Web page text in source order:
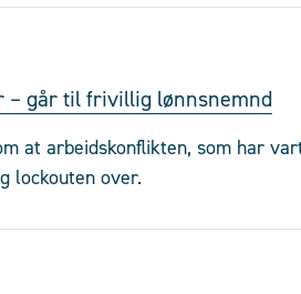
– går til frivillig lønnsnemnd
at arbeidskonflikten, som har
lockouten over.